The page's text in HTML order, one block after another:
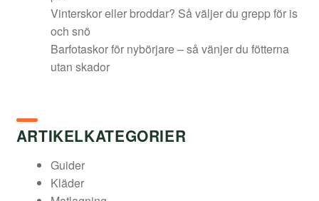
Vinterskor eller broddar? Så väljer du grepp för is
och snö
Barfotaskor för nybörjare – så vänjer du fötterna
utan skador
ARTIKELKATEGORIER
Guider
Kläder